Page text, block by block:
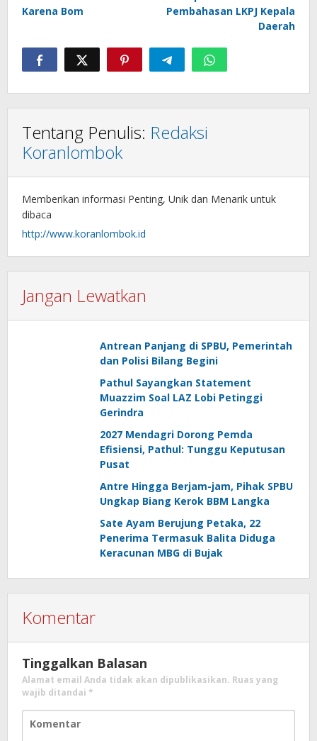
Karena Bom
Pembahasan LKPJ Kepala
Daerah
Tentang Penulis: Redaksi
Koranlombok
Memberikan informasi Penting, Unik dan Menarik untuk
dibaca
http://www.koranlombok.id
Jangan Lewatkan
Antrean Panjang di SPBU, Pemerintah
dan Polisi Bilang Begini
Pathul Sayangkan Statement
Muazzim Soal LAZ Lobi Petinggi
Gerindra
2027 Mendagri Dorong Pemda
Efisiensi, Pathul: Tunggu Keputusan
Pusat
Antre Hingga Berjam-jam, Pihak SPBU
Ungkap Biang Kerok BBM Langka
Sate Ayam Berujung Petaka, 22
Penerima Termasuk Balita Diduga
Keracunan MBG di Bujak
Komentar
Tinggalkan Balasan
Alamat email Anda tidak akan dipublikasikan. Ruas yang
wajib ditandai *